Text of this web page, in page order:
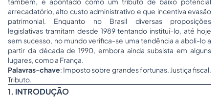
arrecadatório, alto custo administrativo e que incentiva evasão
patrimonial. Enquanto no Brasil diversas proposições
legislativas tramitam desde 1989 tentando instituí-lo, até hoje
sem sucesso, no mundo verifica-se uma tendência a aboli-lo a
partir da década de 1990, embora ainda subsista em alguns
lugares, como a França.
Palavras-chave: Imposto sobre grandes fortunas. Justiça fiscal.
Tributo.
1. INTRODUÇÃO